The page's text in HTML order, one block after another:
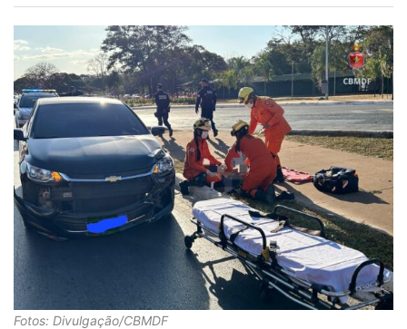
Fotos: Divulgação/CBMDF